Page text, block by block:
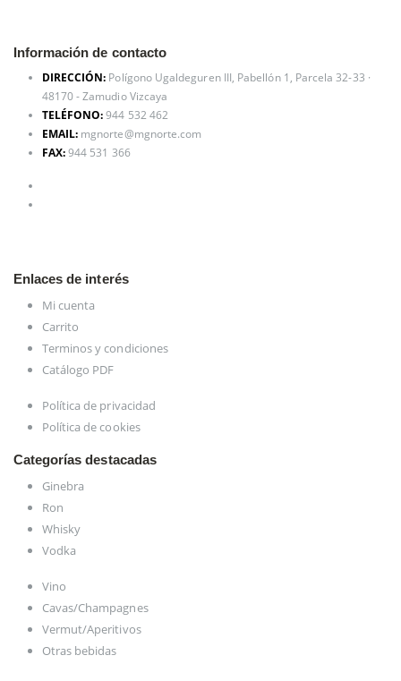
Información de contacto
DIRECCIÓN: Polígono Ugaldeguren III, Pabellón 1, Parcela 32-33 ·
48170 - Zamudio Vizcaya
TELÉFONO:944 532 462
EMAIL: mgnorte@mgnorte.com
FAX:944 531 366
Enlaces de interés
Mi cuenta
Carrito
Terminos y condiciones
Catálogo PDF
Política de privacidad
Política de cookies
Categorías destacadas
Ginebra
Ron
Whisky
Vodka
Vino
Cavas/Champagnes
Vermut/Aperitivos
Otras bebidas